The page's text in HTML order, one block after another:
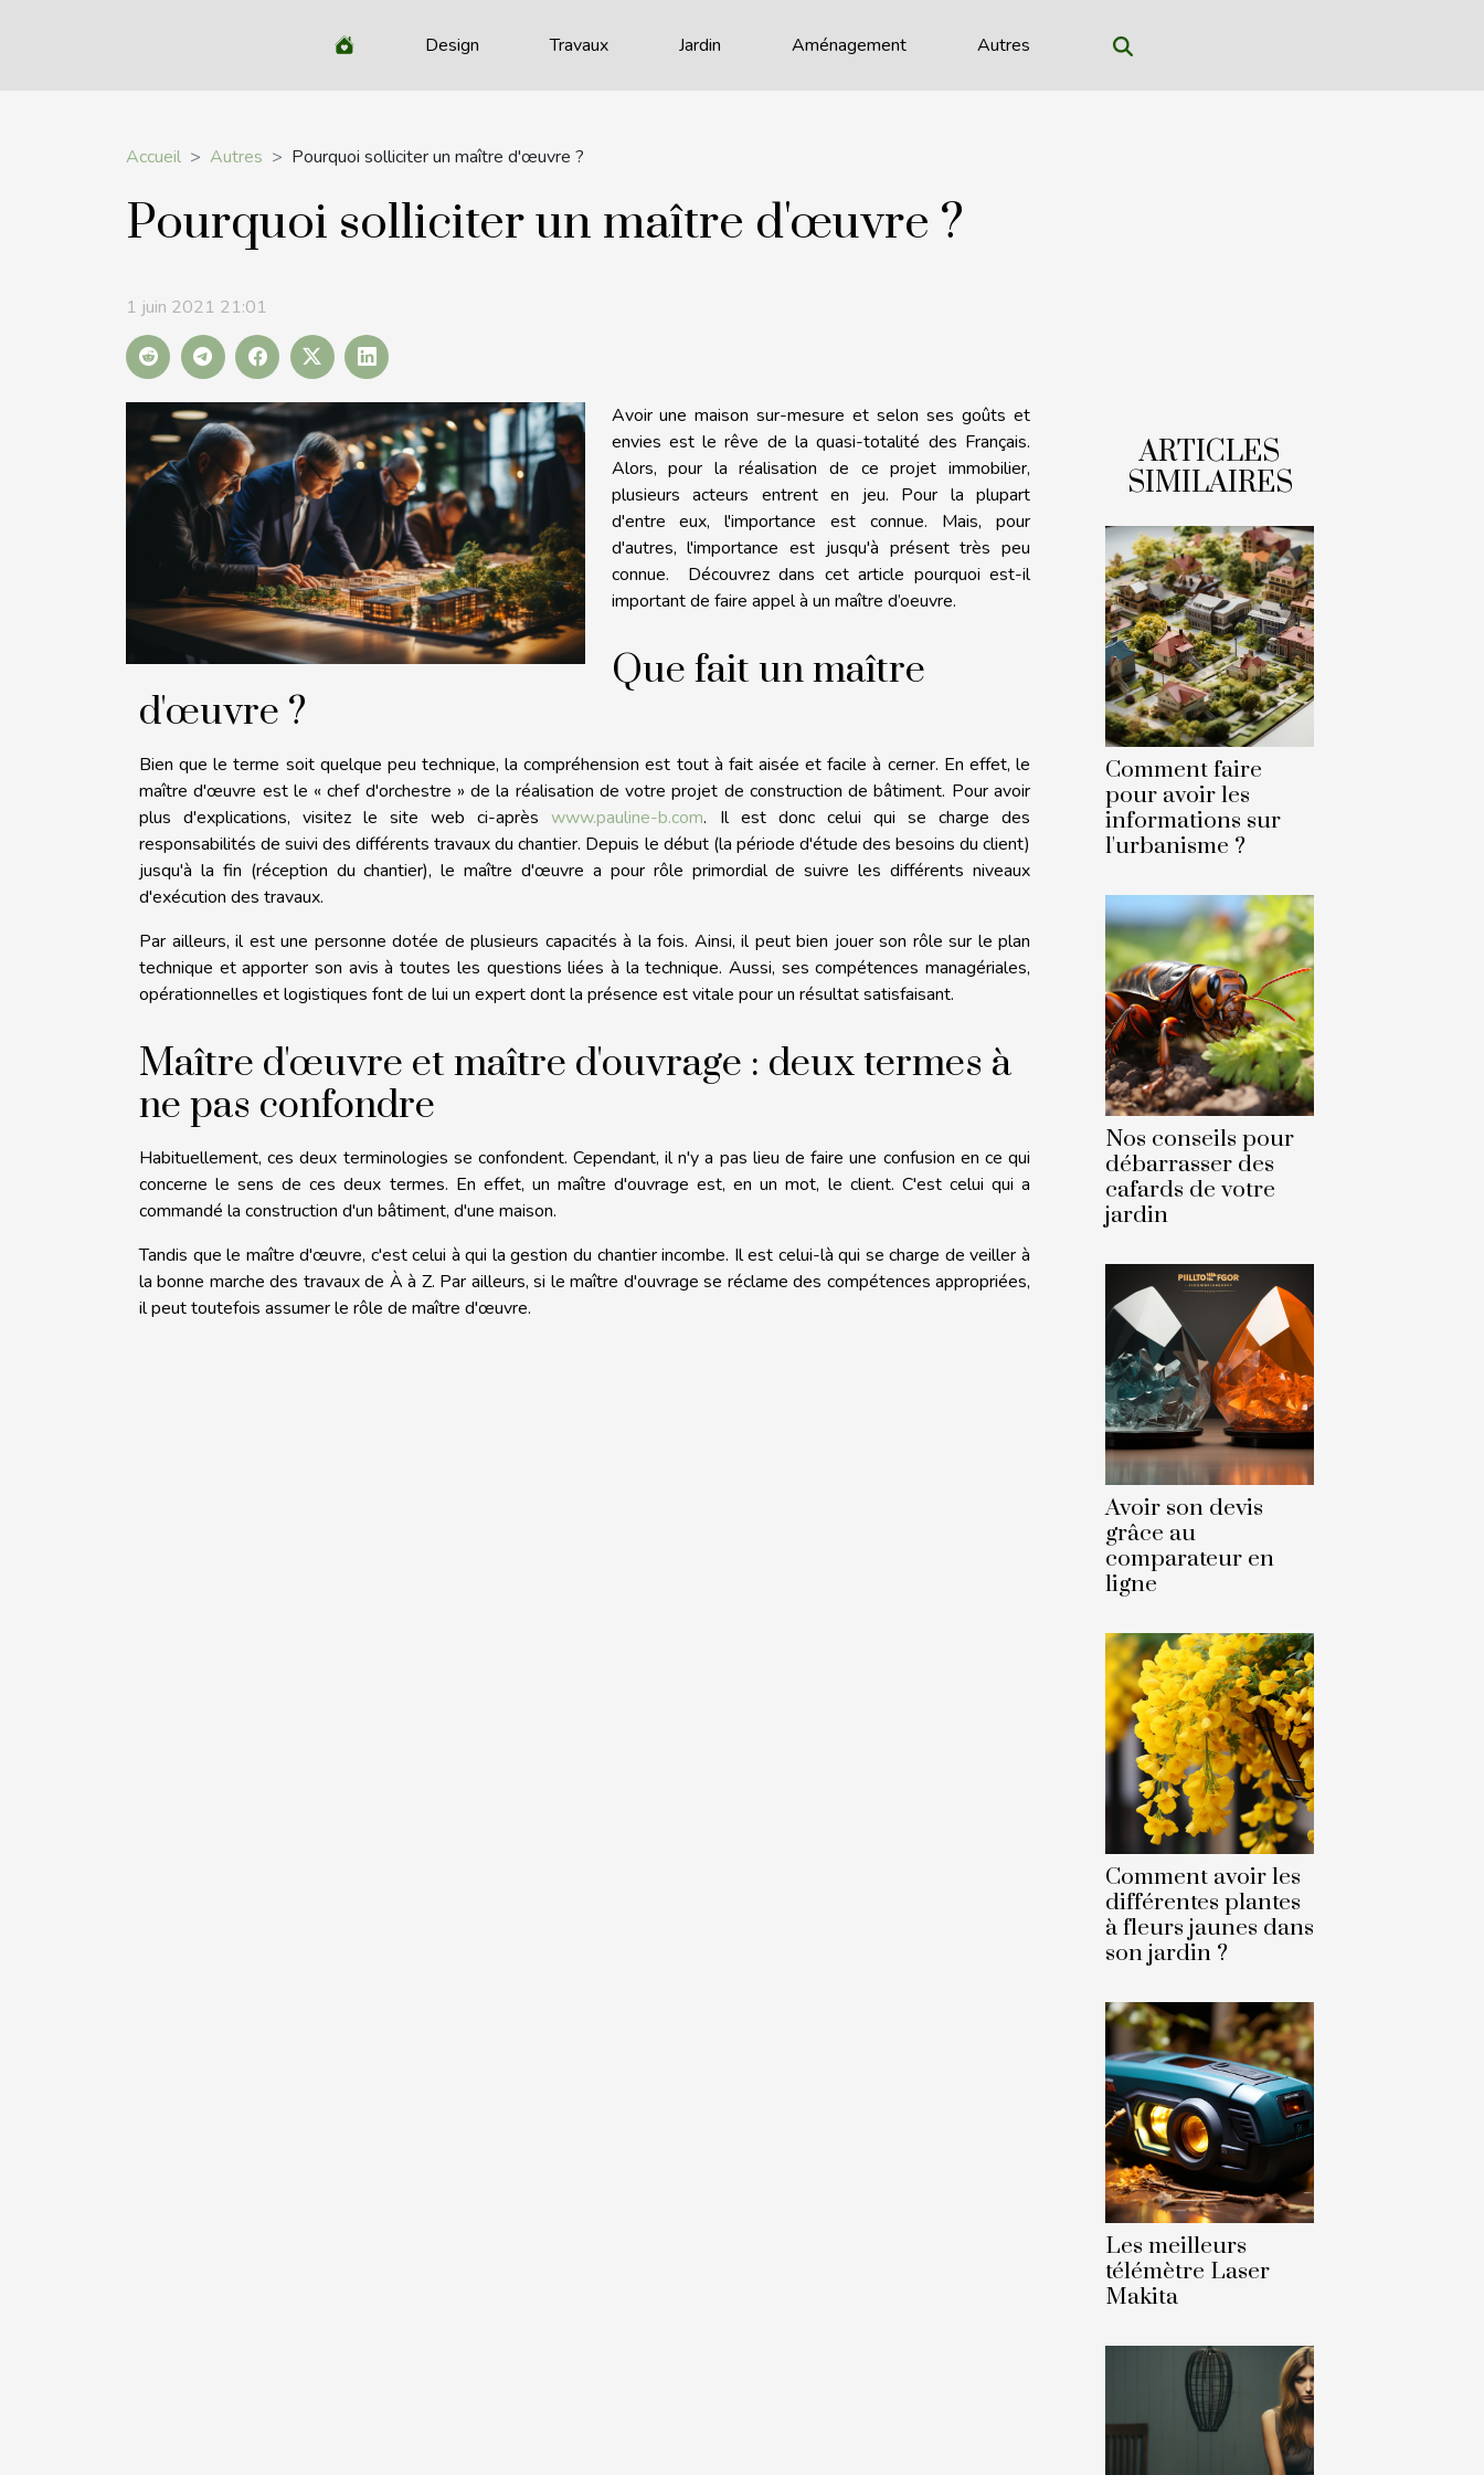
Design Travaux Jardin Aménagement Autres
Accueil Autres Pourquoi solliciter un maître d'œuvre ?
Pourquoi solliciter un maître d'œuvre ?
1 juin 2021 21:01
Avoir une maison sur-mesure et selon ses goûts et
envies est le rêve de la quasi-totalité des Français.
Alors, pour la réalisation de ce projet immobilier,
plusieurs acteurs entrent en jeu. Pour la plupart
d'entre eux, l'importance est connue. Mais, pour
d'autres, l'importance est jusqu'à présent très peu
connue. Découvrez dans cet article pourquoi est-il
important de faire appel à un maître d’oeuvre.
Que fait un maître
d'œuvre ?
Bien que le terme soit quelque peu technique, la compréhension est tout à fait aisée et facile à cerner. En effet, le
maître d'œuvre est le « chef d'orchestre » de la réalisation de votre projet de construction de bâtiment. Pour avoir
plus d'explications, visitez le site web ci-aprèswww.pauline-b.com. Il est donc celui qui se charge des
responsabilités de suivi des différents travaux du chantier. Depuis le début (la période d'étude des besoins du client)
jusqu'à la fin (réception du chantier), le maître d'œuvre a pour rôle primordial de suivre les différents niveaux
d'exécution des travaux.
Par ailleurs, il est une personne dotée de plusieurs capacités à la fois. Ainsi, il peut bien jouer son rôle sur le plan
technique et apporter son avis à toutes les questions liées à la technique. Aussi, ses compétences managériales,
opérationnelles et logistiques font de lui un expert dont la présence est vitale pour un résultat satisfaisant.
Maître d'œuvre et maître d'ouvrage : deux termes à
ne pas confondre
Habituellement, ces deux terminologies se confondent. Cependant, il n'y a pas lieu de faire une confusion en ce qui
concerne le sens de ces deux termes. En effet, un maître d'ouvrage est, en un mot, le client. C'est celui qui a
commandé la construction d'un bâtiment, d'une maison.
Tandis que le maître d'œuvre, c'est celui à qui la gestion du chantier incombe. Il est celui-là qui se charge de veiller à
la bonne marche des travaux de À à Z. Par ailleurs, si le maître d'ouvrage se réclame des compétences appropriées,
il peut toutefois assumer le rôle de maître d'œuvre.
ARTICLES
SIMILAIRES
Comment faire
pour avoir les
informations sur
l'urbanisme ?
Nos conseils pour
débarrasser des
cafards de votre
jardin
Avoir son devis
grâce au
comparateur en
ligne
Comment avoir les
différentes plantes
à fleurs jaunes dans
son jardin ?
Les meilleurs
télémètre Laser
Makita